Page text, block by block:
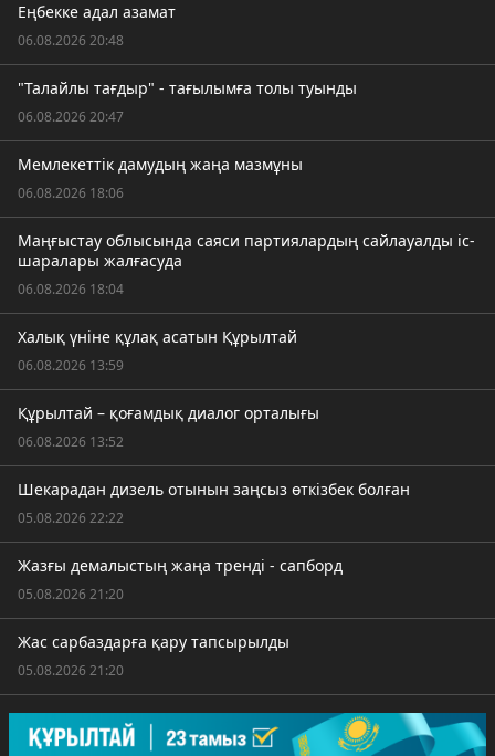
Еңбекке адал азамат
06.08.2026 20:48
"Талайлы тағдыр" - тағылымға толы туынды
06.08.2026 20:47
Мемлекеттік дамудың жаңа мазмұны
06.08.2026 18:06
Маңғыстау облысында саяси партиялардың сайлауалды іс-
шаралары жалғасуда
06.08.2026 18:04
Халық үніне құлақ асатын Құрылтай
06.08.2026 13:59
Құрылтай – қоғамдық диалог орталығы
06.08.2026 13:52
Шекарадан дизель отынын заңсыз өткізбек болған
05.08.2026 22:22
Жазғы демалыстың жаңа тренді - сапборд
05.08.2026 21:20
Жас сарбаздарға қару тапсырылды
05.08.2026 21:20